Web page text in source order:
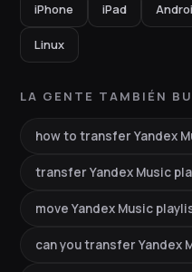
iPhone iPad
Linux
LA GENTE TAMBIÉN
how to transfer Yandex
transfer Yandex Music
move Yandex Music
can you transfer Yandex